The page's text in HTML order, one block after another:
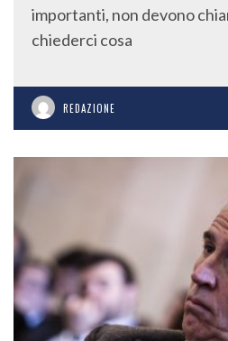
importanti, non devono
chiederci cosa
REDAZIONE